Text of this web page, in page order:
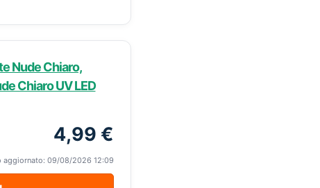
Nude Chiaro,
Chiaro UV LED
4,99 €
aggiornato: 09/08/2026 12:09